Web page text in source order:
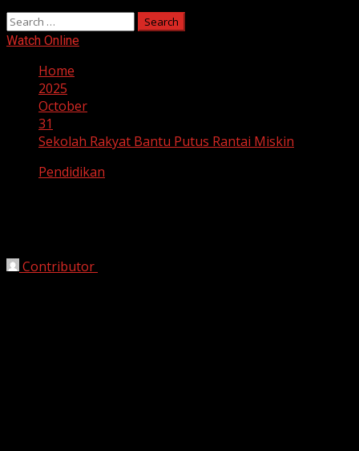
Search
for:
Watch Online
Home
2025
October
31
Sekolah Rakyat Bantu Putus Rantai Miskin
Pendidikan
Contributor